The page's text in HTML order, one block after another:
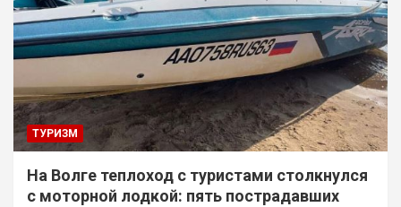
ТУРИЗМ
На Волге теплоход с туристами столкнулся
с моторной лодкой: пять пострадавших